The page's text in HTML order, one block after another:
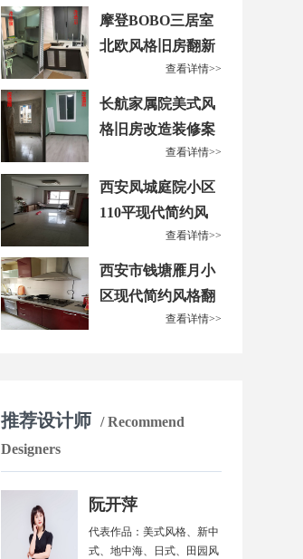
摩登BOBO三居室
北欧风格旧房翻新
改造装修案例查看详情>>
长航家属院美式风
格旧房改造装修案
查看详情>>
西安凤城庭院小区
110平现代简约风
格翻新改造案例
查看详情>>
西安市钱塘雁月小
区现代简约风格翻
新改造案例查看详情>>
推荐设计师
/ Recommend
Designers
阮开萍
代表作品：美式风格、新中
式、地中海、日式、田园风